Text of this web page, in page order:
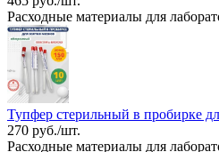
Расходные материалы для
Тупфер стерильный в пробирке
270 руб./шт.
Расходные материалы для